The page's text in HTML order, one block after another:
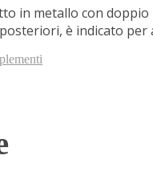
in metallo con
è indicato